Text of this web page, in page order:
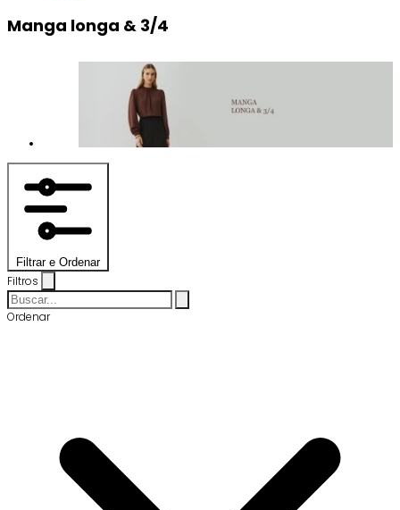
Manga longa & 3/4
Filtrar e Ordenar
Filtros
Ordenar